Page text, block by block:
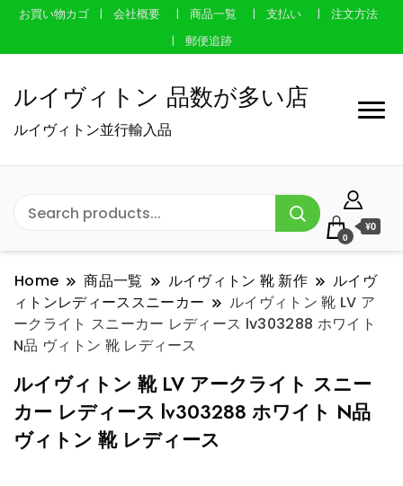
お買い物カゴ 会社概要 商品一覧 支払い
注文方法
郵便追跡
ルイヴィトン 品数が多い店
ルイヴィトン並行輸入品
0
¥0
Home 商品一覧 ルイヴィトン 靴 新作
ルイヴ
ィトンレディーススニーカー
ルイヴィトン 靴 LV ア
ークライト スニーカー レディース lv303288 ホワイト
N品 ヴィトン 靴 レディース
ルイヴィトン 靴 LV アークライト スニー
カー レディース lv303288 ホワイト N品
ヴィトン 靴 レディース